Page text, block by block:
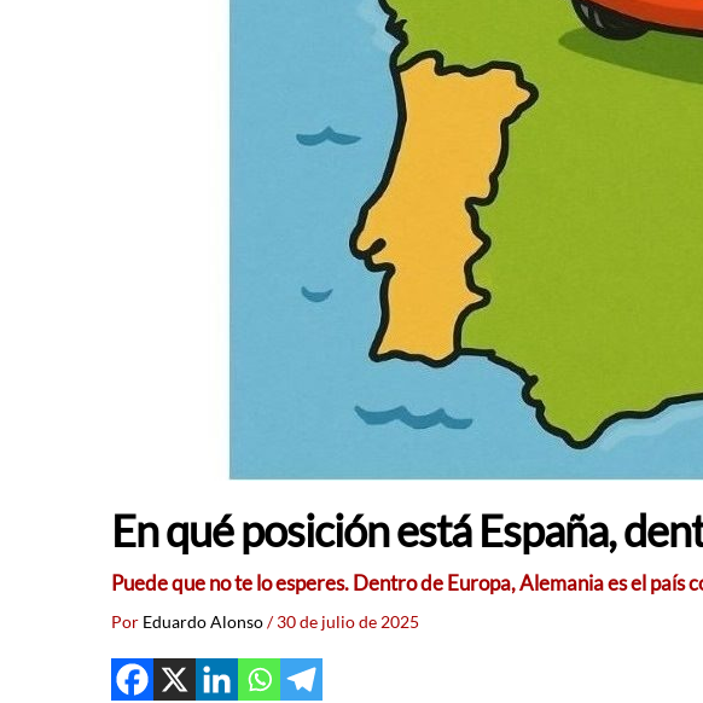
En qué posición está España,
Puede que no te lo esperes. Dentro de Europa, Alemania es el país
Por Eduardo Alonso/30 de julio de 2025